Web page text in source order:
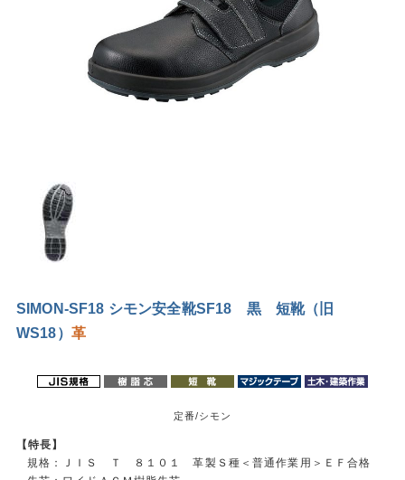
SIMON-SF18 シモン安全靴SF18 黒 短靴（旧
WS18） 革
定番/シモン
【特長】
規格：ＪＩＳ Ｔ ８１０１ 革製Ｓ種＜普通作業用＞ＥＦ合格